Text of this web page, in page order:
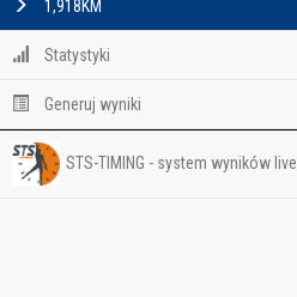
1,918KM
Statystyki
Generuj wyniki
STS-TIMING - system wyników live